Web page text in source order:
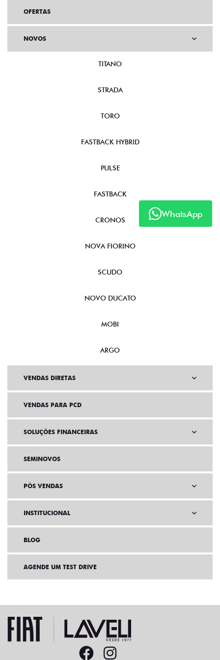
WhatsApp
OFERTAS
NOVOS
TITANO
STRADA
TORO
FASTBACK HYBRID
PULSE
FASTBACK
CRONOS
NOVA FIORINO
SCUDO
NOVO DUCATO
MOBI
ARGO
VENDAS DIRETAS
VENDAS PARA PCD
SOLUÇÕES FINANCEIRAS
SEMINOVOS
PÓS VENDAS
INSTITUCIONAL
BLOG
AGENDE UM TEST DRIVE